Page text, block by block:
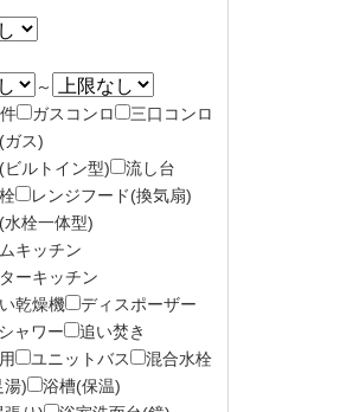
～
ガスコンロ
三口コンロ
ガス)
ビルトイン型)
流し台
レンジフード(換気扇)
水栓一体型)
キッチン
ーキッチン
乾燥機
ディスポーザー
シャワー
追い焚き
ユニットバス
混合水栓
湯)
浴槽(保温)